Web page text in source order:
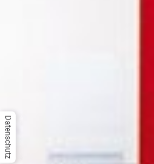
Datenschutz